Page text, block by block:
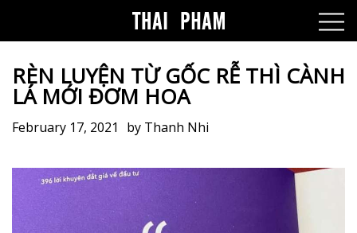
RÈN LUYỆN TỪ GỐC RỄ THÌ CÀNH
LÁ MỚI ĐƠM HOA
February 17, 2021 by Thanh Nhi